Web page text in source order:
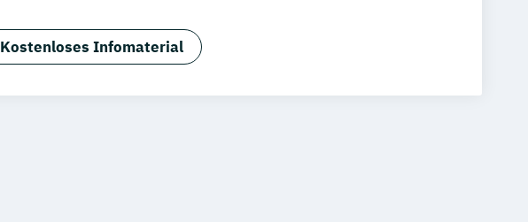
Betriebswirtschaftslehre
MBA in General Management (120 CP)
Kostenloses Infomaterial